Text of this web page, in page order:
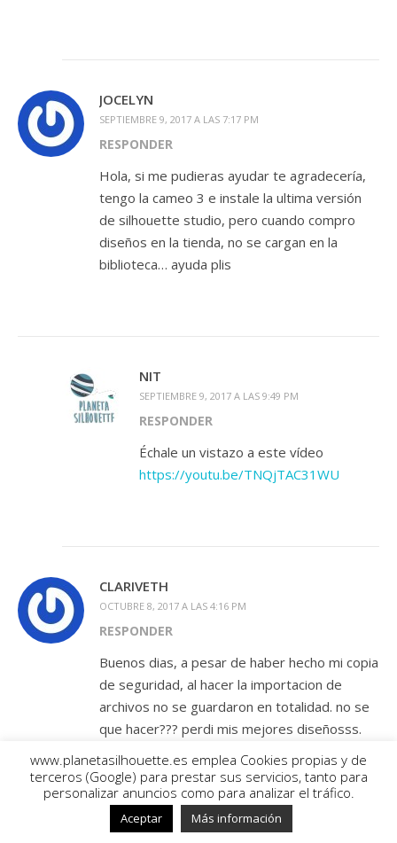
JOCELYN
SEPTIEMBRE 9, 2017 A LAS 7:17 PM
RESPONDER
Hola, si me pudieras ayudar te agradecería,
tengo la cameo 3 e instale la ultima versión
de silhouette studio, pero cuando compro
diseños en la tienda, no se cargan en la
biblioteca… ayuda plis
NIT
SEPTIEMBRE 9, 2017 A LAS 9:49 PM
RESPONDER
Échale un vistazo a este vídeo
https://youtu.be/TNQjTAC31WU
CLARIVETH
OCTUBRE 8, 2017 A LAS 4:16 PM
RESPONDER
Buenos dias, a pesar de haber hecho mi copia
de seguridad, al hacer la importacion de
archivos no se guardaron en totalidad. no se
que hacer??? perdi mis mejores diseñosss.
www.planetasilhouette.es emplea Cookies propias y de
terceros (Google) para prestar sus servicios, tanto para
personalizar anuncios como para analizar el tráfico.
Aceptar Más información